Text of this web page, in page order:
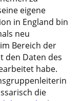
eigene
in England bin
neu
Bereich der
den Daten des
habe.
die